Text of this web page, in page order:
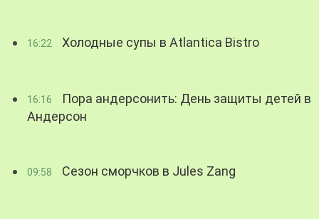
16:22 Холодные супы в Atlantica Bistro
16:16
Пора андерсонить: День защиты детей в
Андерсон
09:58 Сезон сморчков в Jules Zang